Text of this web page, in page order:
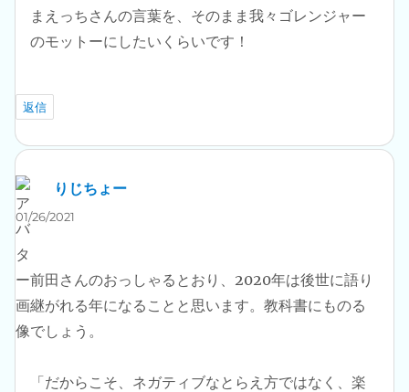
まえっちさんの言葉を、そのまま我々ゴレンジャー
のモットーにしたいくらいです！
返信
りじちょー
01/26/2021
前田さんのおっしゃるとおり、2020年は後世に語り
継がれる年になることと思います。教科書にものる
でしょう。
「だからこそ、ネガティブなとらえ方ではなく、楽